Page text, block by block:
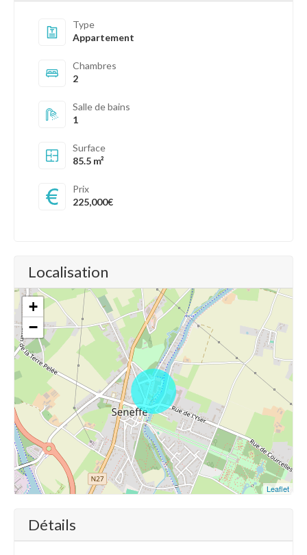
Type
Appartement
Chambres
2
Salle de bains
1
Surface
85.5 m²
Prix
225,000€
Localisation
+
−
Leaflet
Détails